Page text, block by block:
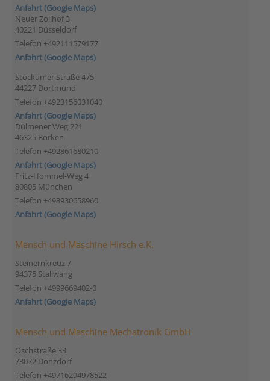
Anfahrt (Google Maps)
Neuer Zollhof 3
40221 Düsseldorf
Telefon +492111579177
Anfahrt (Google Maps)
Stockumer Straße 475
44227 Dortmund
Telefon +4923156031040
Anfahrt (Google Maps)
Dülmener Weg 221
46325 Borken
Telefon +492861680210
Anfahrt (Google Maps)
Fritz-Hommel-Weg 4
80805 München
Telefon +498930658960
Anfahrt (Google Maps)
Mensch und Maschine Hirsch e.K.
Steinernkreuz 7
94375 Stallwang
Telefon +4999669402-0
Anfahrt (Google Maps)
Mensch und Maschine Mechatronik GmbH
Öschstraße 33
73072 Donzdorf
Telefon +49716294978522